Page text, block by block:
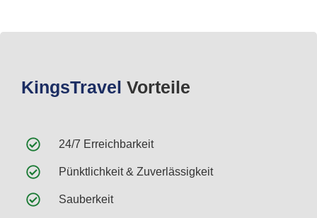
KingsTravel Vorteile
24/7 Erreichbarkeit
Pünktlichkeit & Zuverlässigkeit
Sauberkeit